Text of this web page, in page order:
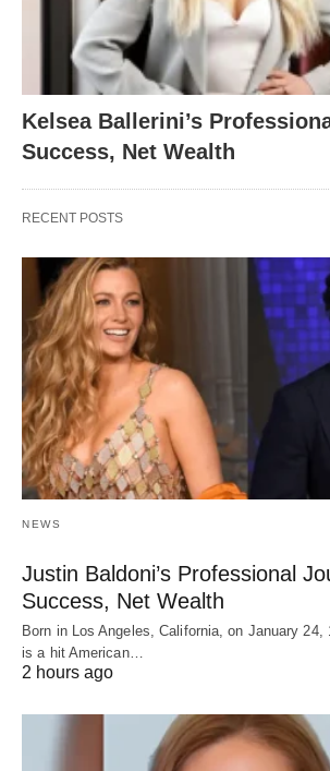
Kelsea Ballerini’s
Success, Net Wealth
RECENT POSTS
NEWS
Justin Baldoni’s Professional
Success, Net Wealth
Born in Los Angeles, California, on January 24,
is a hit American…
2 hours ago